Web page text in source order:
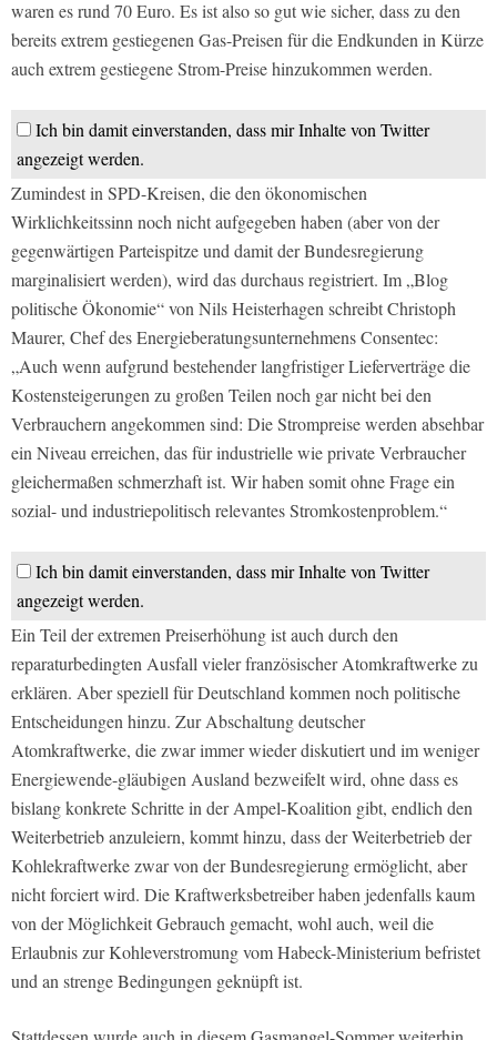
waren es rund 70 Euro. Es ist also so gut wie sicher, dass zu den
bereits extrem gestiegenen Gas-Preisen für die Endkunden in Kürze
auch extrem gestiegene Strom-Preise hinzukommen werden.
Ich bin damit einverstanden, dass mir Inhalte von Twitter
angezeigt werden.
Zumindest in SPD-Kreisen, die den ökonomischen
Wirklichkeitssinn noch nicht aufgegeben haben (aber von der
gegenwärtigen Parteispitze und damit der Bundesregierung
marginalisiert werden), wird das durchaus registriert. Im „Blog
politische Ökonomie“ von Nils Heisterhagen schreibt Christoph
Maurer, Chef des Energieberatungsunternehmens Consentec:
„Auch wenn aufgrund bestehender langfristiger Lieferverträge die
Kostensteigerungen zu großen Teilen noch gar nicht bei den
Verbrauchern angekommen sind: Die Strompreise werden absehbar
ein Niveau erreichen, das für industrielle wie private Verbraucher
gleichermaßen schmerzhaft ist. Wir haben somit ohne Frage ein
sozial- und industriepolitisch relevantes Stromkostenproblem.“
Ich bin damit einverstanden, dass mir Inhalte von Twitter
angezeigt werden.
Ein Teil der extremen Preiserhöhung ist auch durch den
reparaturbedingten Ausfall vieler französischer Atomkraftwerke zu
erklären. Aber speziell für Deutschland kommen noch politische
Entscheidungen hinzu. Zur Abschaltung deutscher
Atomkraftwerke, die zwar immer wieder diskutiert und im weniger
Energiewende-gläubigen Ausland bezweifelt wird, ohne dass es
bislang konkrete Schritte in der Ampel-Koalition gibt, endlich den
Weiterbetrieb anzuleiern, kommt hinzu, dass der Weiterbetrieb der
Kohlekraftwerke zwar von der Bundesregierung ermöglicht, aber
nicht forciert wird. Die Kraftwerksbetreiber haben jedenfalls kaum
von der Möglichkeit Gebrauch gemacht, wohl auch, weil die
Erlaubnis zur Kohleverstromung vom Habeck-Ministerium befristet
und an strenge Bedingungen geknüpft ist.